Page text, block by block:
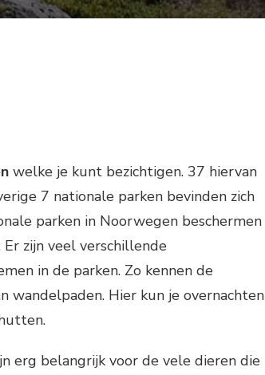
welke je kunt bezichtigen. 37 hiervan
7 nationale parken bevinden zich
parken in Noorwegen beschermen
zijn veel verschillende
in de parken. Zo kennen de
wandelpaden. Hier kun je overnachten
erg belangrijk voor de vele dieren die